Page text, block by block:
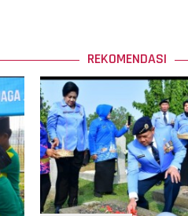
REKOMENDASI